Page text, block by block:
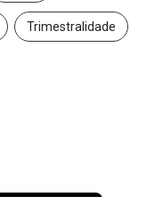
Trimestralidade